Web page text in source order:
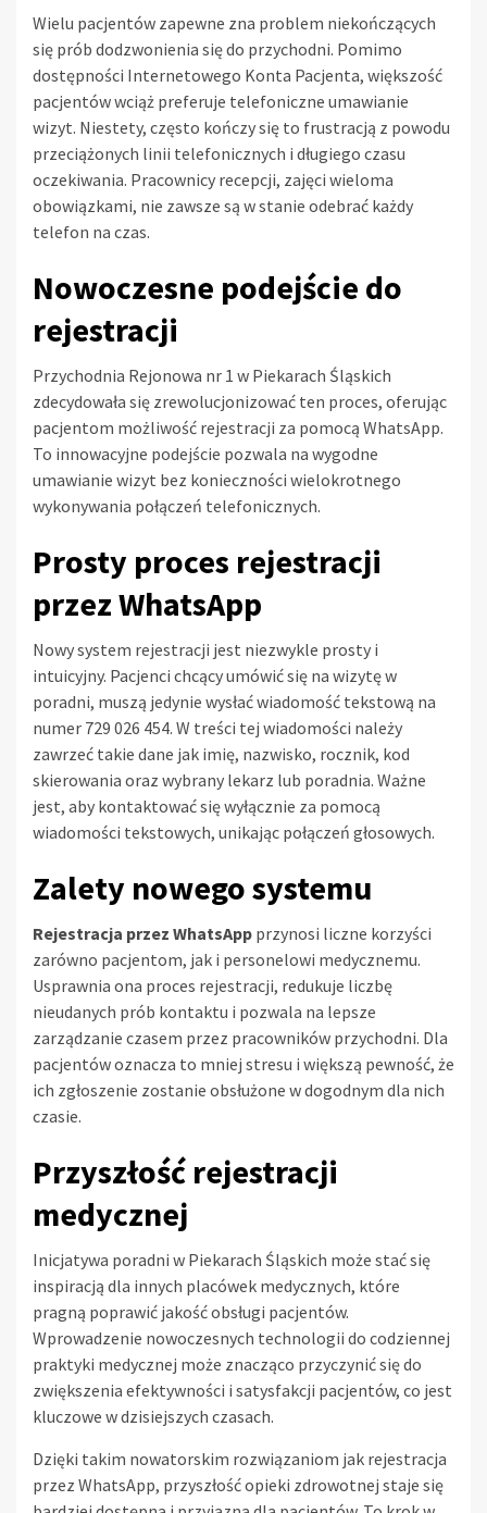
Wielu pacjentów zapewne zna problem niekończących
się prób dodzwonienia się do przychodni. Pomimo
dostępności Internetowego Konta Pacjenta, większość
pacjentów wciąż preferuje telefoniczne umawianie
wizyt. Niestety, często kończy się to frustracją z powodu
przeciążonych linii telefonicznych i długiego czasu
oczekiwania. Pracownicy recepcji, zajęci wieloma
obowiązkami, nie zawsze są w stanie odebrać każdy
telefon na czas.
Nowoczesne podejście do
rejestracji
Przychodnia Rejonowa nr 1 w Piekarach Śląskich
zdecydowała się zrewolucjonizować ten proces, oferując
pacjentom możliwość rejestracji za pomocą WhatsApp.
To innowacyjne podejście pozwala na wygodne
umawianie wizyt bez konieczności wielokrotnego
wykonywania połączeń telefonicznych.
Prosty proces rejestracji
przez WhatsApp
Nowy system rejestracji jest niezwykle prosty i
intuicyjny. Pacjenci chcący umówić się na wizytę w
poradni, muszą jedynie wysłać wiadomość tekstową na
numer 729 026 454. W treści tej wiadomości należy
zawrzeć takie dane jak imię, nazwisko, rocznik, kod
skierowania oraz wybrany lekarz lub poradnia. Ważne
jest, aby kontaktować się wyłącznie za pomocą
wiadomości tekstowych, unikając połączeń głosowych.
Zalety nowego systemu
Rejestracja przez WhatsApp przynosi liczne korzyści
zarówno pacjentom, jak i personelowi medycznemu.
Usprawnia ona proces rejestracji, redukuje liczbę
nieudanych prób kontaktu i pozwala na lepsze
zarządzanie czasem przez pracowników przychodni. Dla
pacjentów oznacza to mniej stresu i większą pewność, że
ich zgłoszenie zostanie obsłużone w dogodnym dla nich
czasie.
Przyszłość rejestracji
medycznej
Inicjatywa poradni w Piekarach Śląskich może stać się
inspiracją dla innych placówek medycznych, które
pragną poprawić jakość obsługi pacjentów.
Wprowadzenie nowoczesnych technologii do codziennej
praktyki medycznej może znacząco przyczynić się do
zwiększenia efektywności i satysfakcji pacjentów, co jest
kluczowe w dzisiejszych czasach.
Dzięki takim nowatorskim rozwiązaniom jak rejestracja
przez WhatsApp, przyszłość opieki zdrowotnej staje się